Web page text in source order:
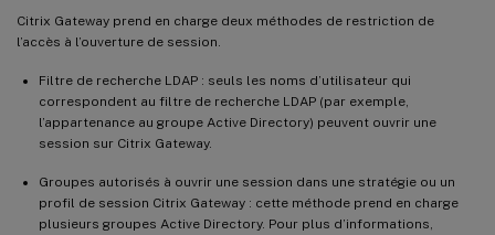
Citrix Gateway prend en charge deux méthodes de restriction de
l’accès à l’ouverture de session.
Filtre de recherche LDAP : seuls les noms d’utilisateur qui
correspondent au filtre de recherche LDAP (par exemple,
l’appartenance au groupe Active Directory) peuvent ouvrir une
session sur Citrix Gateway.
Groupes autorisés à ouvrir une session dans une stratégie ou un
profil de session Citrix Gateway : cette méthode prend en charge
plusieurs groupes Active Directory. Pour plus d’informations,